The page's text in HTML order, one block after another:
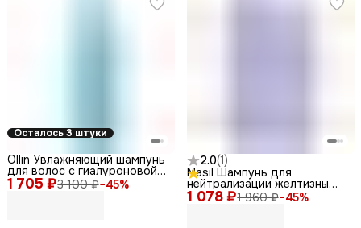
Осталось 3 штуки
1 705 ₽3 100 ₽−45%
Ollin Увлажняющий шампунь
для волос с гиалуроновой
кислотой / Ultimate Care,
1000 мл
2.0(1)
1 078 ₽1 960 ₽−45%
Masil Шампунь для
нейтрализации желтизны
волос / 5 Salon No Yellow
Shampoo, 300 мл